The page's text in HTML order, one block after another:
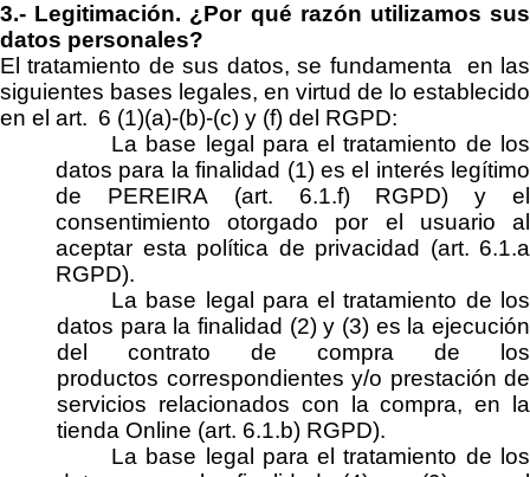
3.- Legitimación. ¿Por qué razón utilizamos sus
datos personales?
El tratamiento de sus datos, se fundamenta
en las
siguientes bases legales, en virtud de lo establecido
en el art. 6 (1)(a)-(b)-(c) y (f) del RGPD:
La base legal
para el tratamiento de los
datos para la finalidad (1) es el interés legítimo
de PEREIRA (art. 6.1.f) RGPD)y el
consentimiento otorgado por el usuario al
aceptar esta política de privacidad
(art. 6.1.a
RGPD).
La base legal
para el tratamiento de los
datos para la finalidad (2) y (3) es laejecución
del contrato de compra de los
productos correspondientes y/o prestación de
servicios relacionados con la compra,en la
tienda Online (art. 6.1.b) RGPD).
La base legal
para el tratamiento de los